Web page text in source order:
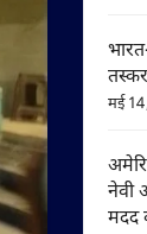
मई
नेवी
मदद